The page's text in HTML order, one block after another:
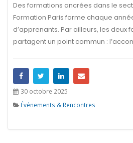
Des formations ancrées dans le
Formation Paris forme chaque
d’apprenants. Par ailleurs, les deux
partagent un point commun :
30 octobre 2025
Événements & Rencontres